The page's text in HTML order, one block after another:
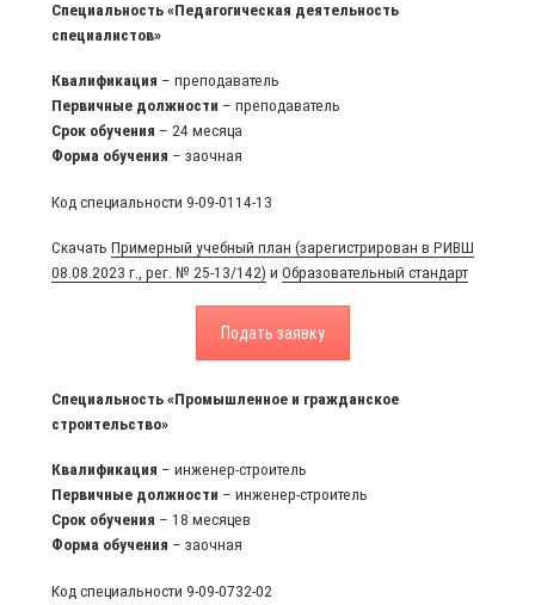
Специальность «Педагогическая деятельность
специалистов»
Квалификация – преподаватель
Первичные должности – преподаватель
Срок обучения – 24 месяца
Форма обучения – заочная
Код специальности 9-09-0114-13
Скачать Примерный учебный план (зарегистрирован в РИВШ
08.08.2023 г., рег. № 25-13/142) и Образовательный стандарт
Подать заявку
Специальность «Промышленное и гражданское
строительство»
Квалификация – инженер-строитель
Первичные должности – инженер-строитель
Срок обучения – 18 месяцев
Форма обучения – заочная
Код специальности 9-09-0732-02